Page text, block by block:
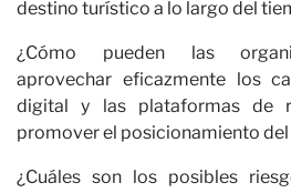
destino turístico a lo largo del
¿Cómo pueden las
aprovechar eficazmente los
digital y las plataformas de
promover el posicionamiento
¿Cuáles son los posibles